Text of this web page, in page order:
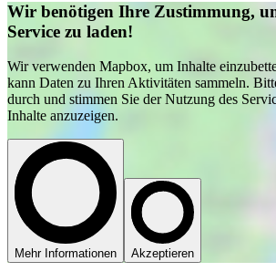
Wir benötigen Ihre Zustimmung,
Service zu laden!
Wir verwenden Mapbox, um Inhalte
kann Daten zu Ihren Aktivitäten sammeln.
durch und stimmen Sie der Nutzung des
Inhalte anzuzeigen.
Mehr Informationen Akzeptieren